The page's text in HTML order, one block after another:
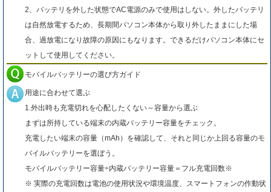
2、バッテリを外した状態でAC電源のみで使用はしない。外したバッテリ
は自然放電するため、長期間パソコン本体から取り外したままにした場
合、過放電になり故障の原因にもなります。できるだけパソコン本体にセ
ットして使用してください。
モバイルバッテリーの選び方ガイド
用途に合わせて選ぶ
1.外出時も充電切れを心配したくない～容量から選ぶ
まずは所持している端末の内蔵バッテリー容量をチェック。
充電したい端末の容量（mAh）を確認して、それと同じか上回る容量のモ
バイルバッテリーを選ぼう。
モバイルバッテリー容量÷内蔵バッテリー容量＝フル充電回数※
※ 実際の充電回数は電池の使用状況や環境温度、スマートフォンの作動状